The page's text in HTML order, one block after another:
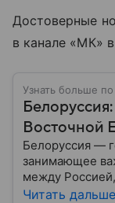
Достоверные
в канале «МК»
Узнать больше
Восточной
Белоруссия —
занимающее
между
Украиной.
Читать дальше